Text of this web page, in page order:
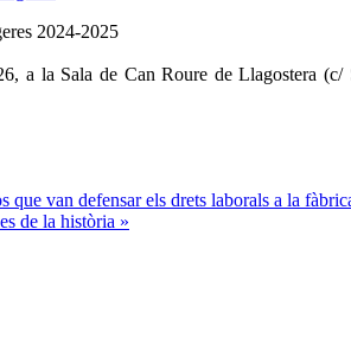
2024-2025
a la Sala de Can Roure de Llagostera (c/
que van defensar els drets laborals a la
de la història »